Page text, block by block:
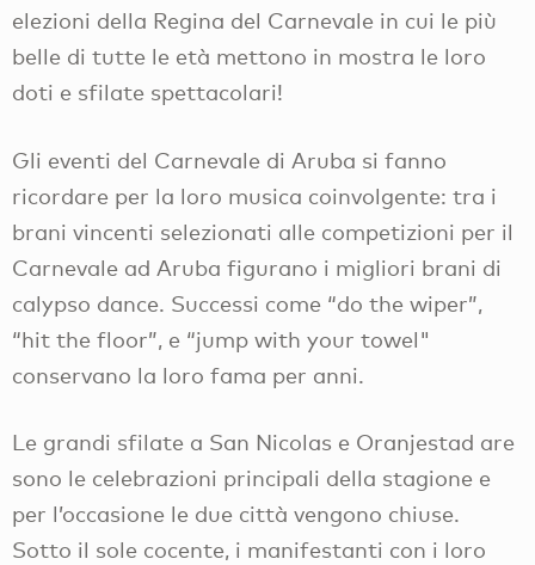
elezioni della Regina del Carnevale in cui le più
belle di tutte le età mettono in mostra le loro
doti e sfilate spettacolari!
Gli eventi del Carnevale di Aruba si fanno
ricordare per la loro musica coinvolgente: tra i
brani vincenti selezionati alle competizioni per il
Carnevale ad Aruba figurano i migliori brani di
calypso dance. Successi come “do the wiper”,
“hit the floor”, e “jump with your towel"
conservano la loro fama per anni.
Le grandi sfilate a San Nicolas e Oranjestad are
sono le celebrazioni principali della stagione e
per l’occasione le due città vengono chiuse.
Sotto il sole cocente, i manifestanti con i loro